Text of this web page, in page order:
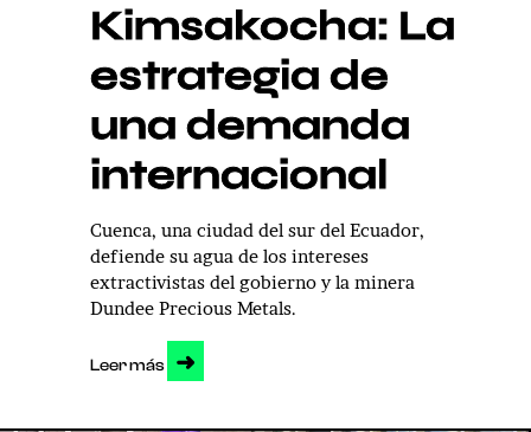
Kimsakocha: La
estrategia de
una demanda
internacional
Cuenca, una ciudad del sur del Ecuador,
defiende su agua de los intereses
extractivistas del gobierno y la minera
Dundee Precious Metals.
Leer más ➜